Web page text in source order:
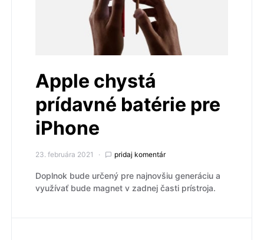
Apple chystá
prídavné batérie pre
iPhone
23. februára 2021 pridaj komentár
Doplnok bude určený pre najnovšiu generáciu a
využívať bude magnet v zadnej časti prístroja.